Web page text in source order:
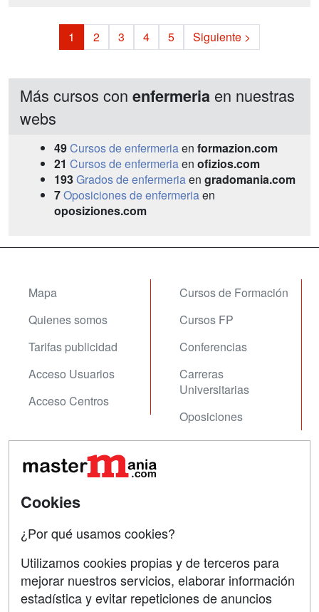
1 2 3 4 5 Siguiente >
Más cursos con enfermeria en nuestras
webs
49Cursos de enfermeriaen formazion.com
21 Cursos de enfermeriaen ofizios.com
193Grados de enfermeriaen gradomania.com
7Oposiciones de enfermeriaen
oposiziones.com
Mapa
Quienes somos
Tarifas publicidad
Acceso Usuarios
Acceso Centros
Cursos de Formación
Cursos FP
Conferencias
Carreras
Universitarias
Oposiciones
Contactar
Aviso legal
Copyleft
Cookies
¿Por qué usamos cookies?
Utilizamos cookies propias y de terceros para
mejorar nuestros servicios, elaborar información
estadística y evitar repeticiones de anuncios